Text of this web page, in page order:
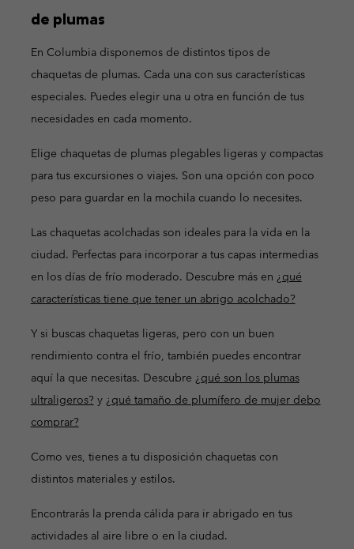
de plumas
En Columbia disponemos de distintos tipos de
chaquetas de plumas. Cada una con sus características
especiales. Puedes elegir una u otra en función de tus
necesidades en cada momento.
Elige chaquetas de plumas plegables ligeras y compactas
para tus excursiones o viajes. Son una opción con poco
peso para guardar en la mochila cuando lo necesites.
Las chaquetas acolchadas son ideales para la vida en la
ciudad. Perfectas para incorporar a tus capas intermedias
en los días de frío moderado. Descubre más en ¿qué
características tiene que tener un abrigo acolchado?
Y si buscas chaquetas ligeras, pero con un buen
rendimiento contra el frío, también puedes encontrar
aquí la que necesitas. Descubre ¿qué son los plumas
ultraligeros? y ¿qué tamaño de plumífero de mujer debo
comprar?
Como ves, tienes a tu disposición chaquetas con
distintos materiales y estilos.
Encontrarás la prenda cálida para ir abrigado en tus
actividades al aire libre o en la ciudad.